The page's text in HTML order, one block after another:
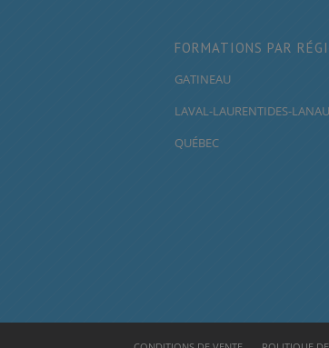
FORMATIONS PAR
GATINEAU
LAVAL-LAURENTIDES-
QUÉBEC